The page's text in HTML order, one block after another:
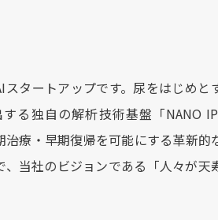
タートアップです。尿をはじめと
る独自の解析技術基盤「NANO
療・早期復帰を可能にする革新的
当社のビジョンである「人々が天